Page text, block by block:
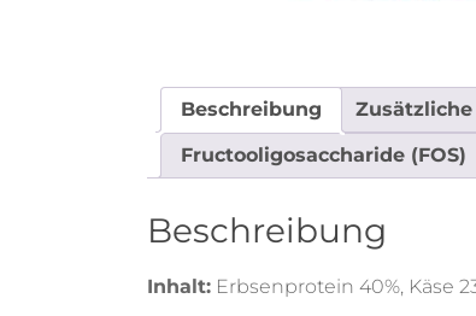
Beschreibung
Fructooligosaccharide (FOS)
Beschreibung
Inhalt: Erbsenprotein 40%, Käse